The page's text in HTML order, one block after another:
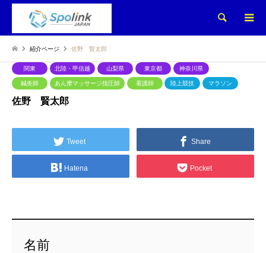
検索
紹介ページ 佐野 賢太郎
関東 北陸・甲信越 山梨県 東京都 神奈川県
鍼灸師 あん摩マッサージ指圧師 看護師 陸上競技 マラソン
佐野 賢太郎
Tweet Share
Hatena Pocket
名前